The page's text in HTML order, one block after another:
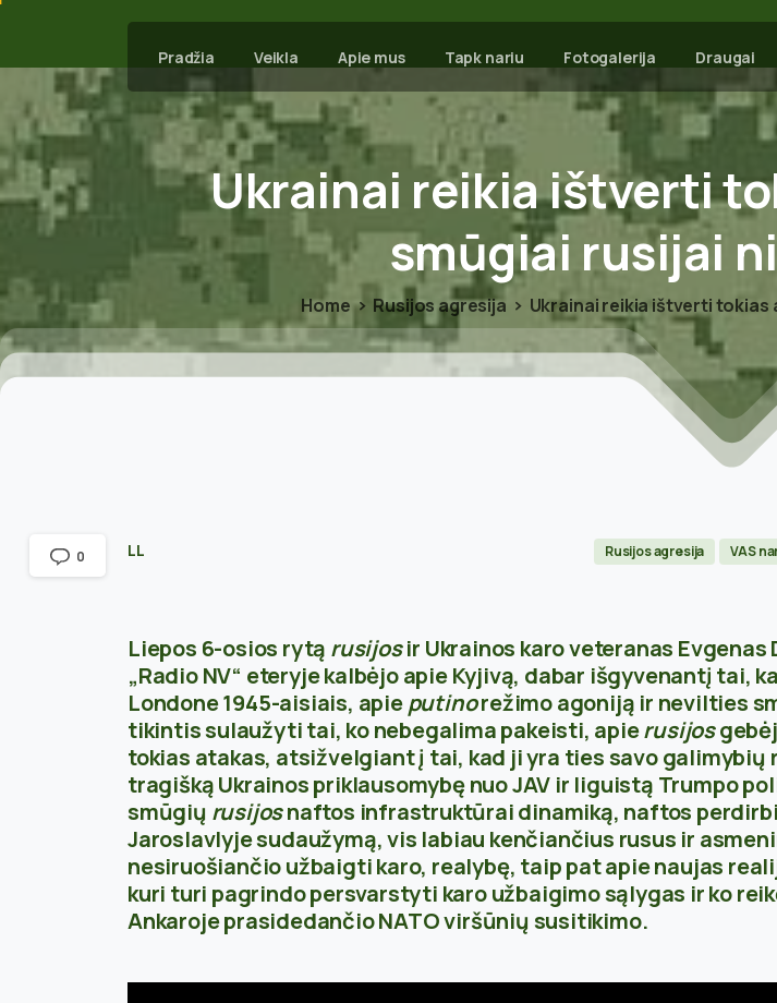
Pradžia Veikla Apie mus Tapk nariu Fotogalerija Draugai
Ukrainai reikiaištverti
smūgiai rusijai
Home Rusijos agresija Ukrainai reikia ištverti tokias
LL Rusijos agresija VAS
Liepos 6-osios rytą rusijosir Ukrainos karo veteranas Evgenas
„Radio NV“ eteryje kalbėjo apie Kyjivą, dabar išgyvenantį tai,
Londone 1945-aisiais, apieputinorežimo agoniją ir nevilties
tikintis sulaužyti tai, ko nebegalima pakeisti, apierusijos
tokias atakas, atsižvelgiant į tai, kad ji yra ties savo galimybių
tragišką Ukrainos priklausomybę nuo JAV ir liguistą Trumpo
smūgių rusijosnaftos infrastruktūrai dinamiką, naftos
Jaroslavlyje sudaužymą, vis labiau kenčiančius rusus ir
nesiruošiančio užbaigti karo, realybę, taip pat apie naujas
kuri turi pagrindo persvarstyti karo užbaigimo sąlygas ir ko
Ankaroje prasidedančio NATO viršūnių susitikimo.
0